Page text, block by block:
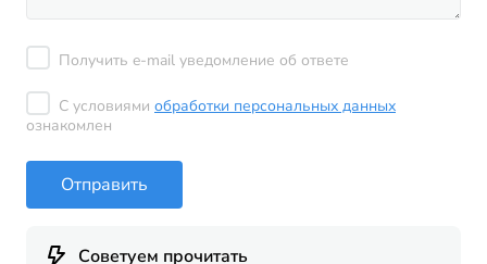
Получить e-mail уведомление об ответе
С условиями обработки персональных данных
ознакомлен
Отправить
Советуем прочитать